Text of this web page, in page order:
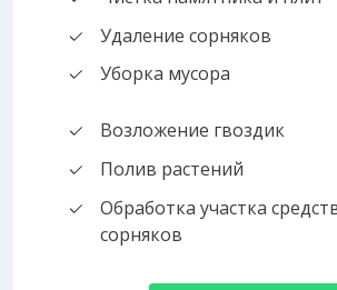
Удаление сорняков
Уборка мусора
Возложение гвоздик
Полив растений
Обработка участка
сорняков